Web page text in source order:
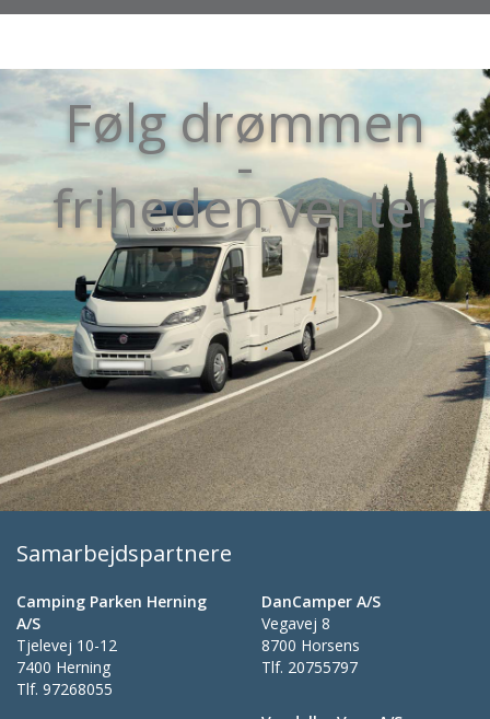
Følg drømmen
-
friheden venter
Samarbejdspartnere
Camping Parken Herning
A/S
Tjelevej 10-12
7400 Herning
Tlf. 97268055
DanCamper A/S
Vegavej 8
8700 Horsens
Tlf. 20755797